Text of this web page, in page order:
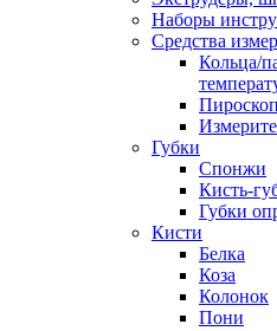
Наборы
Средства
Кольца/
Губки
Спонжи
Кисть-
Губки
Кисти
Белка
Коза
Колонок
Пони